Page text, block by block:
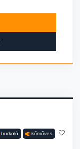
burkoló kőműves